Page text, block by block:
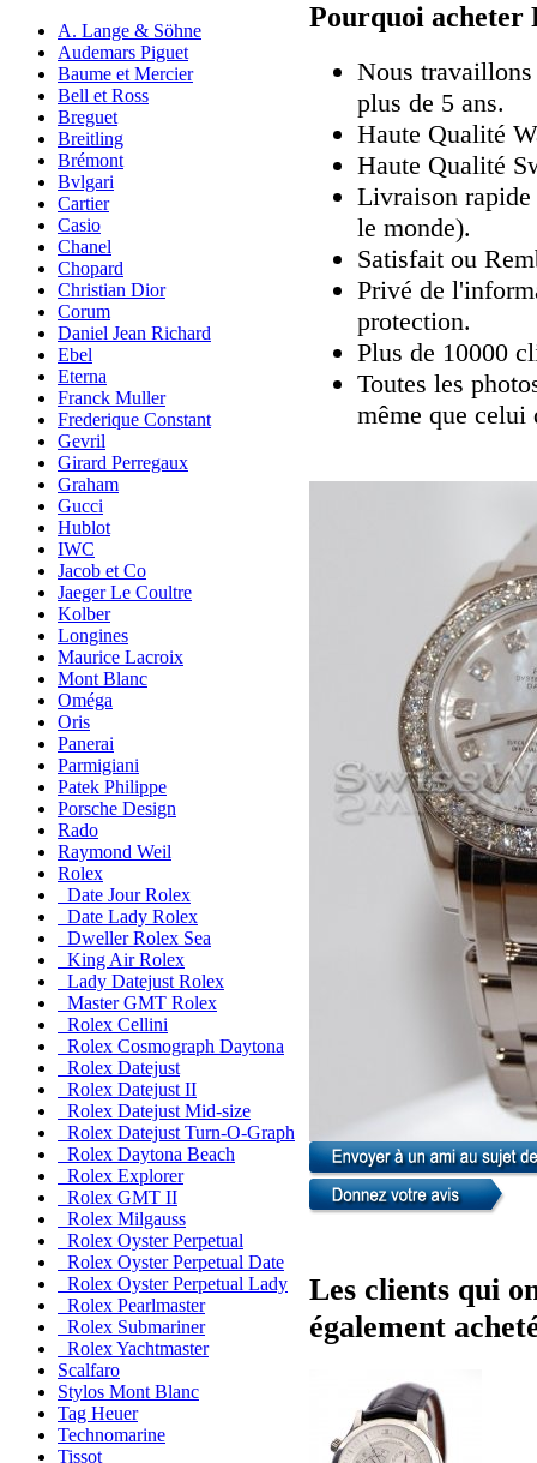
A. Lange & Söhne
Audemars Piguet
Baume et Mercier
Bell et Ross
Breguet
Breitling
Brémont
Bvlgari
Cartier
Casio
Chanel
Chopard
Christian Dior
Corum
Daniel Jean Richard
Ebel
Eterna
Franck Muller
Frederique Constant
Gevril
Girard Perregaux
Graham
Gucci
Hublot
IWC
Jacob et Co
Jaeger Le Coultre
Kolber
Longines
Maurice Lacroix
Mont Blanc
Oméga
Oris
Panerai
Parmigiani
Patek Philippe
Porsche Design
Rado
Raymond Weil
Rolex
Date Jour Rolex
Date Lady Rolex
Dweller Rolex Sea
King Air Rolex
Lady Datejust Rolex
Master GMT Rolex
Rolex Cellini
Rolex Cosmograph Daytona
Rolex Datejust
Rolex Datejust II
Rolex Datejust Mid-size
Rolex Datejust Turn-O-Graph
Rolex Daytona Beach
Rolex Explorer
Rolex GMT II
Rolex Milgauss
Rolex Oyster Perpetual
Rolex Oyster Perpetual Date
Rolex Oyster Perpetual Lady
Rolex Pearlmaster
Rolex Submariner
Rolex Yachtmaster
Scalfaro
Stylos Mont Blanc
Tag Heuer
Technomarine
Tissot
Pourquoi acheter
Nous
plus de 5 ans.
Haute Qualité
Haute Qualité
Livraison
le monde).
Satisfait ou
Privé de
protection.
Plus de 10000
Toutes les
même que celui
Les clients qui
également